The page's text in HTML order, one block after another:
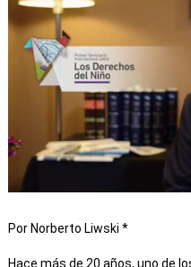
Por Norberto Liwski *
Hace más de 20 años, uno de